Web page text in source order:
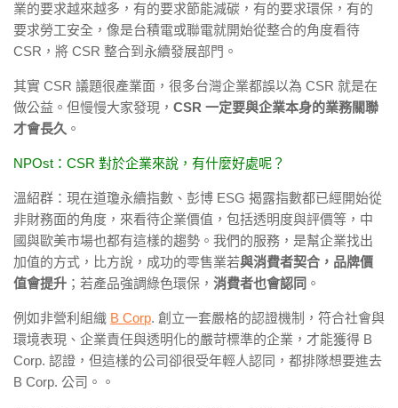
業的要求越來越多，有的要求節能減碳，有的要求環保，有的
要求勞工安全，像是台積電或聯電就開始從整合的角度看待
CSR，將 CSR 整合到永續發展部門。
其實 CSR 議題很產業面，很多台灣企業都誤以為 CSR 就是在
做公益。但慢慢大家發現， CSR 一定要與企業本身的業務關聯
才會長久 。
NPOst：CSR 對於企業來說，有什麼好處呢？
溫紹群：現在道瓊永續指數、彭博 ESG 揭露指數都已經開始從
非財務面的角度，來看待企業價值，包括透明度與評價等，中
國與歐美市場也都有這樣的趨勢。我們的服務，是幫企業找出
加值的方式，比方說，成功的零售業若與消費者契合，品牌價
值會提升 ；若產品強調綠色環保， 消費者也會認同 。
例如非營利組織 B Corp. 創立一套嚴格的認證機制，符合社會與
環境表現、企業責任與透明化的嚴苛標準的企業，才能獲得 B
Corp. 認證，但這樣的公司卻很受年輕人認同，都排隊想要進去
B Corp. 公司。 。